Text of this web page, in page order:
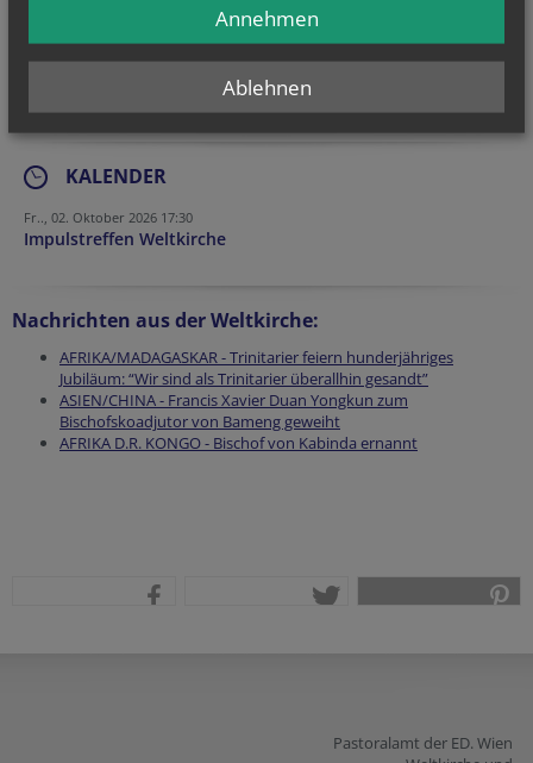
Informationen zum Datenschutz
KALENDER
Fr.., 02. Oktober 2026 17:30
Impulstreffen Weltkirche
Nachrichten aus der Weltkirche:
AFRIKA/MADAGASKAR - Trinitarier feiern hunderjähriges
Jubiläum: “Wir sind als Trinitarier überallhin gesandt”
ASIEN/CHINA - Francis Xavier Duan Yongkun zum
Bischofskoadjutor von Bameng geweiht
AFRIKA D.R. KONGO - Bischof von Kabinda ernannt
Pastoralamt der ED. Wien
Ablehnen
Annehmen